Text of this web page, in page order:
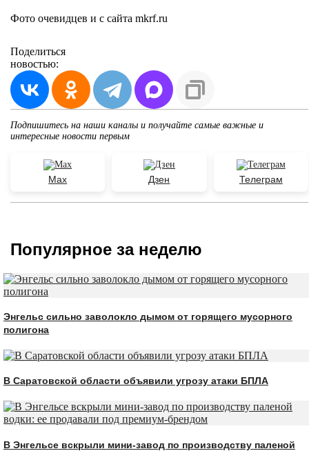
Фото очевидцев и с сайта mkrf.ru
Поделиться
новостью:
Подпишитесь на наши каналы и получайте самые важные и
интересные новости первым
Max Дзен Телеграм
Популярное за неделю
Энгельс сильно заволокло дымом от горящего мусорного
полигона
В Саратовской области объявили угрозу атаки БПЛА
В Энгельсе вскрыли мини-завод по производству паленой